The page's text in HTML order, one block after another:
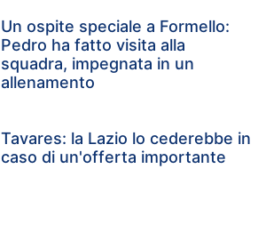
Un ospite speciale a Formello:
Pedro ha fatto visita alla
squadra, impegnata in un
allenamento
Tavares: la Lazio lo cederebbe in
caso di un'offerta importante